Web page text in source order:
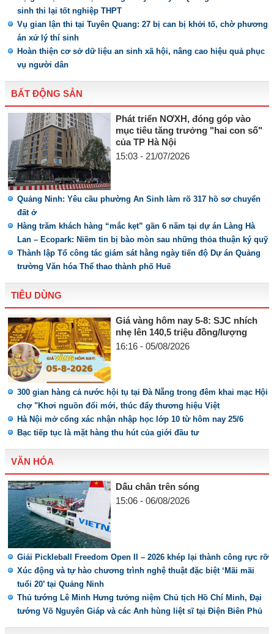
sinh thi lại tốt nghiệp THPT
Vụ gian lận thi tại Tuyên Quang: 27 bị can bị khởi tố, chờ phương
án xử lý thí sinh
Hoàn thiện cơ sở dữ liệu an sinh xã hội, nâng cao hiệu quả phục
vụ người dân
BẤT ĐỘNG SẢN
Phát triển NƠXH, đóng góp vào
mục tiêu tăng trưởng "hai con số"
của TP Hà Nội
15:03 - 21/07/2026
Quảng Ninh: Yêu cầu phường An Sinh làm rõ 317 hồ sơ chuyển
đất ở
Hàng trăm khách hàng “mắc kẹt” gần 6 năm tại dự án Làng Hà
Lan – Ecopark: Niềm tin bị bào mòn sau những thỏa thuận ký quỹ
Thành lập Tổ công tác giám sát hằng ngày tiến độ Dự án Quảng
trường Văn hóa Thể thao thành phố Huế
TIÊU DÙNG
Giá vàng hôm nay 5-8: SJC nhích
nhẹ lên 140,5 triệu đồng/lượng
16:16 - 05/08/2026
300 gian hàng cả nước hội tụ tại Đà Nẵng trong đêm khai mạc Hội
chợ "Khơi nguồn đổi mới, thúc đẩy thương hiệu Việt
Hà Nội mở cổng xác nhận nhập học lớp 10 từ hôm nay 25/6
Bạc tiếp tục là mặt hàng thu hút của giới đầu tư
VĂN HÓA
Dấu chân trên sóng
15:06 - 06/08/2026
Giải Pickleball Freedom Open II – 2026 khép lại thành công rực rỡ
Xúc động và tự hào chương trình nghệ thuật đặc biệt ‘Mãi mãi
tuổi 20’ tại Quảng Ninh
Thủ tướng Lê Minh Hưng tưởng niệm Chủ tịch Hồ Chí Minh, Đại
tướng Võ Nguyên Giáp và các Anh hùng liệt sĩ tại Điện Biên Phủ